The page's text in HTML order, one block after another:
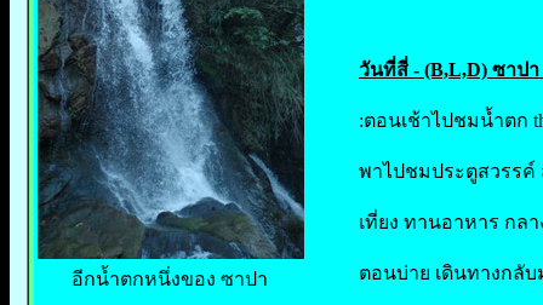
อีกน้ำตกหนึ่งของ ซาปา
วันที่สี่ - (B,L,D) ซาป
:ตอนเช้าไปชมน้ำตก
พาไปชมประตูสวรรค์
เที่ยง ทานอาหาร กล
ตอนบ่าย เดินทางกลั